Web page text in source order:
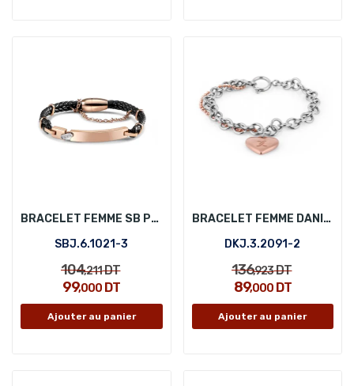
BRACELET FEMME SB POLO SBJ.6.1021-3
SBJ.6.1021-3
104,211DT
99,000 DT
Ajouter au panier
BRACELET FEMME DANIEL KLEIN DKJ.3.2091-2
DKJ.3.2091-2
136,923DT
89,000DT
Ajouter au panier